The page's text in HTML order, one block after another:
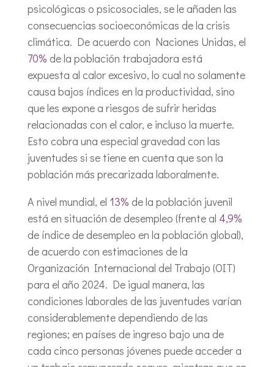
psicológicas o psicosociales, se le añaden las
consecuencias socioeconómicas de la crisis
climática. De acuerdo con Naciones Unidas, el
70% de la población trabajadora está
expuesta al calor excesivo, lo cual no solamente
causa bajos índices en la productividad, sino
que les expone a riesgos de sufrir heridas
relacionadas con el calor, e incluso la muerte.
Esto cobra una especial gravedad con las
juventudes si se tiene en cuenta que son la
población más precarizada laboralmente.
A nivel mundial, el 13% de la población juvenil
está en situación de desempleo (frente al 4,9%
de índice de desempleo en la población global),
de acuerdo con estimaciones de la
Organización Internacional del Trabajo (OIT)
para el año 2024. De igual manera, las
condiciones laborales de las juventudes varían
considerablemente dependiendo de las
regiones; en países de ingreso bajo una de
cada cinco personas jóvenes puede acceder a